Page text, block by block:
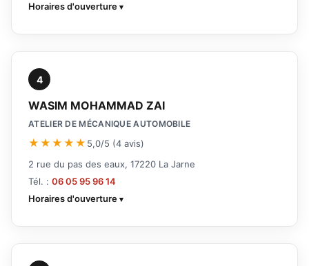
Horaires d'ouverture
4
WASIM MOHAMMAD ZAI
ATELIER DE MÉCANIQUE AUTOMOBILE
★★★★★ 5,0/5 (4 avis)
2 rue du pas des eaux, 17220 La Jarne
Tél. : 06 05 95 96 14
Horaires d'ouverture